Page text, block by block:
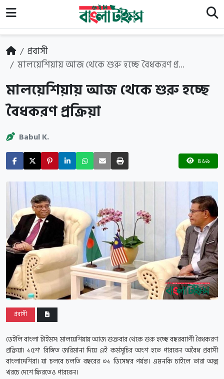
প্রবাসী
মালয়েশিয়ায় আজ থেকে শুরু হচ্ছে বৈধকরণ প্র...
মালয়েশিয়ায় আজ থেকে শুরু হচ্ছে
বৈধকরণ প্রক্রিয়া
Babul K.
৪৬৯
প্রবাসী
ডেইলি বাংলা টাইমস:মালয়েশিয়ায় আজ শুক্রবার থেকে শুরু হচ্ছে বছরব্যাপী বৈধকরণ
প্রক্রিয়া। ১৫শ' রিঙ্গিত জরিমানা দিয়ে এই কর্মসূচির অংশ হতে পারবেন অবৈধ প্রবাসী
বাংলাদেশিরা। যা চলবে চলতি বছরের ৩১ ডিসেম্বর পর্যন্ত। এমনকি চাইলে তারা অল্প
খরচে দেশে ফিরতেও পারবেন।